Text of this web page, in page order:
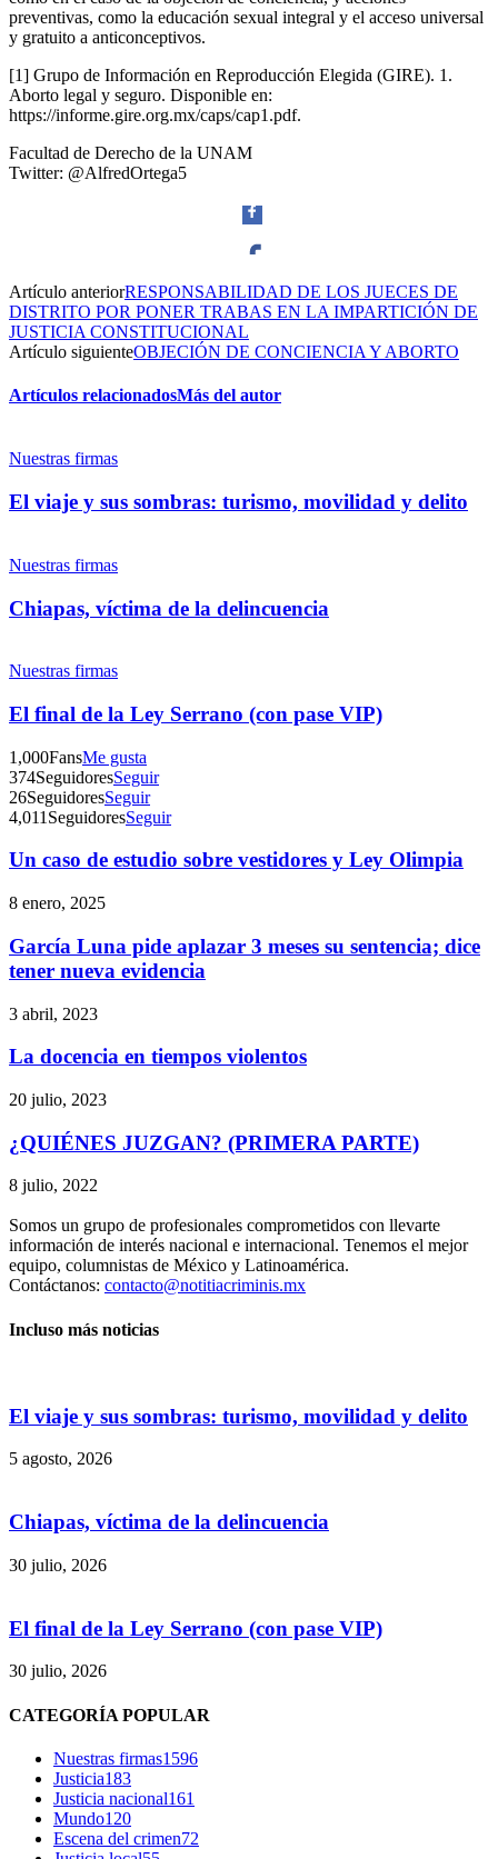
preventivas, como la educación sexual integral y el acceso universal
y gratuito a anticonceptivos.
[1] Grupo de Información en Reproducción Elegida (GIRE). 1.
Aborto legal y seguro. Disponible en:
https://informe.gire.org.mx/caps/cap1.pdf.
Facultad de Derecho de la UNAM
Twitter: @AlfredOrtega5
Facebook
Linkedin
Artículo anteriorRESPONSABILIDAD DE LOS JUECES DE
DISTRITO POR PONER TRABAS EN LA IMPARTICIÓN DE
JUSTICIA CONSTITUCIONAL
Artículo siguienteOBJECIÓN DE CONCIENCIA Y ABORTO
Artículos relacionadosMás del autor
Nuestras firmas
El viaje y sus sombras: turismo, movilidad y delito
Nuestras firmas
Chiapas, víctima de la delincuencia
Nuestras firmas
El final de la Ley Serrano (con pase VIP)
1,000FansMe gusta
374SeguidoresSeguir
26SeguidoresSeguir
4,011 SeguidoresSeguir
Un caso de estudio sobre vestidores y Ley Olimpia
8 enero, 2025
García Luna pide aplazar 3 meses su sentencia; dice
tener nueva evidencia
3 abril, 2023
La docencia en tiempos violentos
20 julio, 2023
¿QUIÉNES JUZGAN? (PRIMERA PARTE)
8 julio, 2022
Somos un grupo de profesionales comprometidos con llevarte
información de interés nacional e internacional. Tenemos el mejor
equipo, columnistas de México y Latinoamérica.
Contáctanos: contacto@notitiacriminis.mx
Incluso más noticias
El viaje y sus sombras: turismo, movilidad y delito
5 agosto, 2026
Chiapas, víctima de la delincuencia
30 julio, 2026
El final de la Ley Serrano (con pase VIP)
30 julio, 2026
CATEGORÍA POPULAR
Nuestras firmas1596
Justicia183
Justicia nacional161
Mundo120
Escena del crimen72